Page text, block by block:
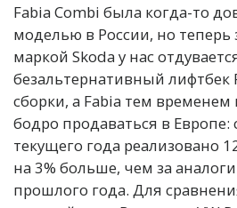
Fabia Combi была когда-то
моделью в России, но теперь
маркой Skoda у нас
безальтернативный лифтбек
сборки, а Fabia тем
бодро продаваться в Европе:
текущего года реализовано
на 3% больше, чем за
прошлого года. Для